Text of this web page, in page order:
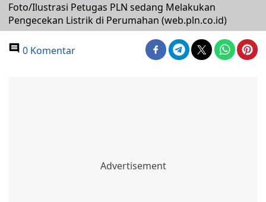
Foto/Ilustrasi Petugas PLN sedang Melakukan
Pengecekan Listrik di Perumahan (web.pln.co.id)
0 Komentar